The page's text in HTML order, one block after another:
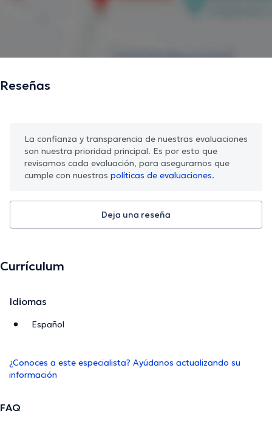
Reseñas
La confianza y transparencia de nuestras evaluaciones
son nuestra prioridad principal. Es por esto que
revisamos cada evaluación, para asegurarnos que
cumple con nuestras políticas de evaluaciones.
Deja una reseña
Currículum
Idiomas
Español
¿Conoces a este especialista? Ayúdanos actualizando su
información
FAQ